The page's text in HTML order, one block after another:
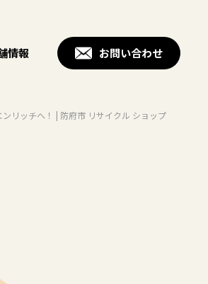
情報 お問い合わせ
リッチへ！ | 防府市 リサイクル ショップ